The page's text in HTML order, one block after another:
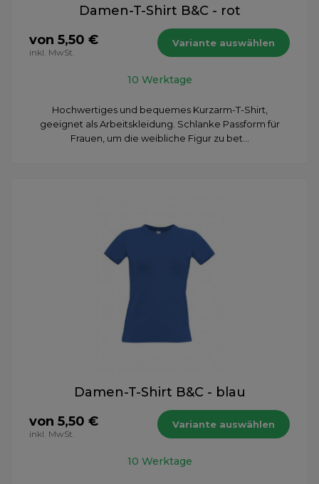
Damen-T-Shirt B&C - rot
von 5,50 €
inkl. MwSt.
Variante auswählen
10 Werktage
Hochwertiges und bequemes Kurzarm-T-Shirt,
geeignet als Arbeitskleidung. Schlanke Passform für
Frauen, um die weibliche Figur zu bet...
Damen-T-Shirt B&C - blau
von 5,50 €
inkl. MwSt.
Variante auswählen
10 Werktage